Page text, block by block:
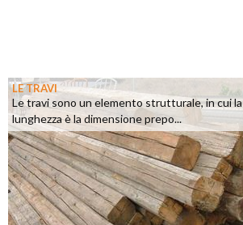
LE TRAVI
Le travi sono un elemento strutturale, in cui la
lunghezza è la dimensione prepo...